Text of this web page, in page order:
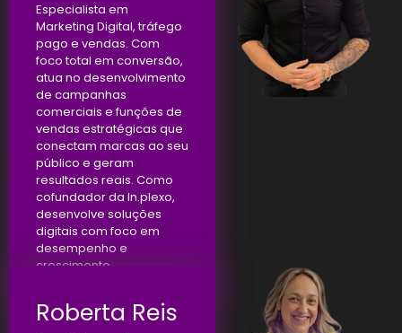
Especialista em
Marketing Digital, tráfego
pago e vendas. Com
foco total em conversão,
atua no desenvolvimento
de campanhas
comerciais e funções de
vendas estratégicas que
conectam marcas ao seu
público e geram
resultados reais. Como
cofundador da In.plexo,
desenvolve soluções
digitais com foco em
desempenho e
crescimento.
Roberta Reis